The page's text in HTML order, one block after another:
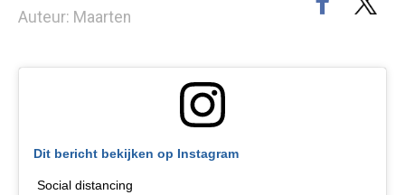
Auteur: Maarten
Dit bericht bekijken op Instagram
Social distancing